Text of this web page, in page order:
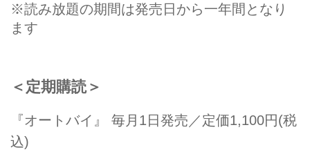
※読み放題の期間は発売日から一年間となり
ます
＜定期購読＞
『オートバイ』 毎月1日発売／定価1,100円(税
込)